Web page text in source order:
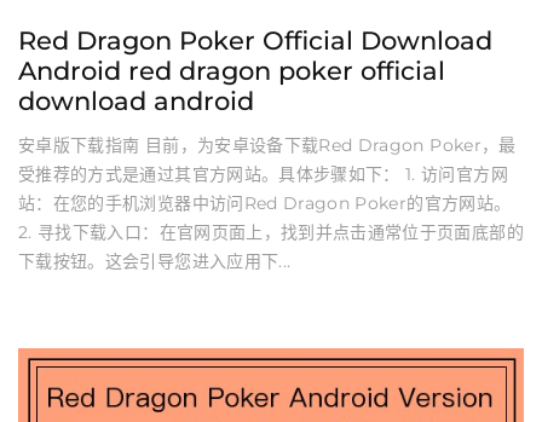
Red Dragon Poker Official Download
Android red dragon poker official
download android
安卓版下载指南 目前，为安卓设备下载Red Dragon Poker，最
受推荐的方式是通过其官方网站。具体步骤如下： 1. 访问官方网
站：在您的手机浏览器中访问Red Dragon Poker的官方网站。
2. 寻找下载入口：在官网页面上，找到并点击通常位于页面底部的
下载按钮。这会引导您进入应用下...